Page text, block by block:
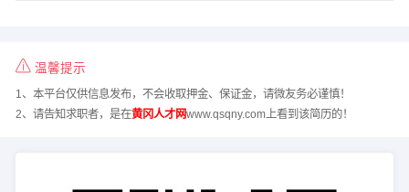
温馨提示
1、本平台仅供信息发布，不会收取押金、保证金，请微友务必谨慎！
2、请告知求职者，是在黄冈人才网www.qsqny.com上看到该简历的！